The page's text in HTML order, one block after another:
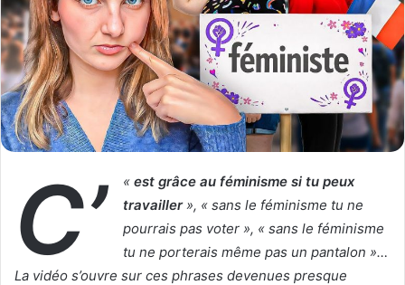
o
u
r
r
i
e
l
«
C’
est grâce au féminisme si tu peux
travailler», « sans le féminisme tu ne
pourrais pas voter », « sans le féminisme
tu ne porterais même pas un pantalon »…
La vidéo s’ouvre sur ces phrases devenues presque